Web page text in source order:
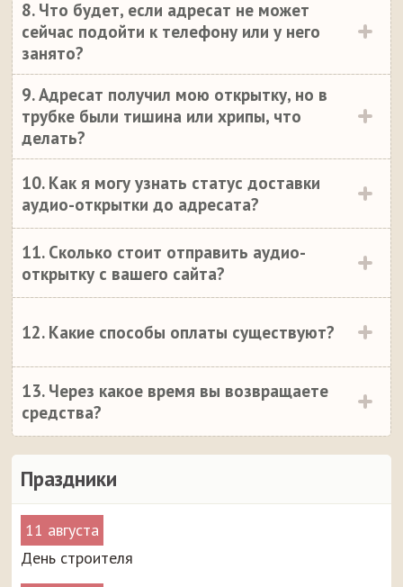
Праздники
11 августа
День строителя
8. Что будет, если адресат не может
сейчас подойти к телефону или у него
занято?
9. Адресат получил мою открытку, но в
трубке были тишина или хрипы, что
делать?
10. Как я могу узнать статус доставки
аудио-открытки до адресата?
11. Сколько стоит отправить аудио-
открытку с вашего сайта?
12. Какие способы оплаты существуют?
13. Через какое время вы возвращаете
средства?